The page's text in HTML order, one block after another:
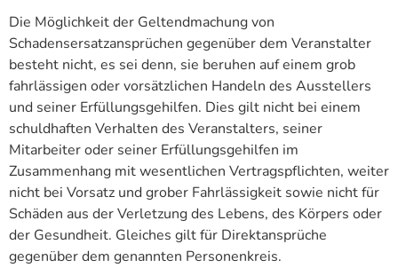
Die Möglichkeit der Geltendmachung von
Schadensersatzansprüchen gegenüber dem Veranstalter
besteht nicht, es sei denn, sie beruhen auf einem grob
fahrlässigen oder vorsätzlichen Handeln des Ausstellers
und seiner Erfüllungsgehilfen. Dies gilt nicht bei einem
schuldhaften Verhalten des Veranstalters, seiner
Mitarbeiter oder seiner Erfüllungsgehilfen im
Zusammenhang mit wesentlichen Vertragspflichten, weiter
nicht bei Vorsatz und grober Fahrlässigkeit sowie nicht für
Schäden aus der Verletzung des Lebens, des Körpers oder
der Gesundheit. Gleiches gilt für Direktansprüche
gegenüber dem genannten Personenkreis.